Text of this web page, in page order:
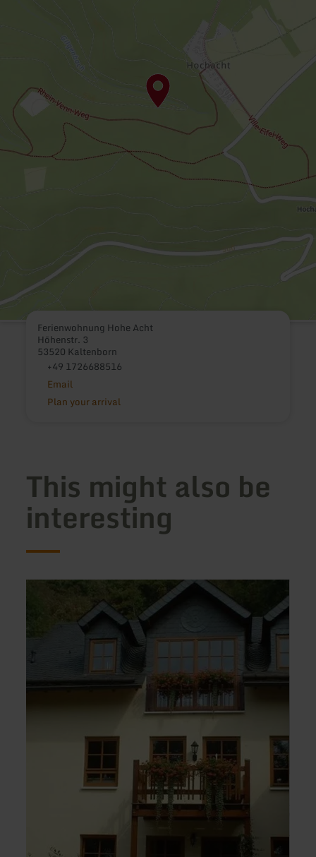
Ferienwohnung Hohe Acht
Höhenstr. 3
53520 Kaltenborn
+49 1726688516
Email
Plan your arrival
This might also be
interesting
Ferienwohnungen
more
about:
Home